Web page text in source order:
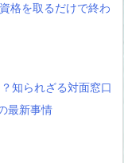
格を取るだけで終わ
知られざる対面窓口
最新事情